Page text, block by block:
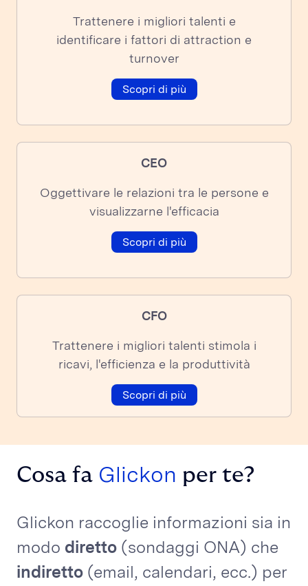
Trattenere i migliori talenti e
identificare i fattori di attraction e
turnover
Scopri di più
CEO
Oggettivare le relazioni tra le persone e
visualizzarne l'efficacia
Scopri di più
CFO
Trattenere i migliori talenti stimola i
ricavi, l'efficienza e la produttività
Scopri di più
Cosa fa Glickon per te?
Glickon raccoglie informazioni sia in
modo diretto (sondaggi ONA) che
indiretto (email, calendari, ecc.) per